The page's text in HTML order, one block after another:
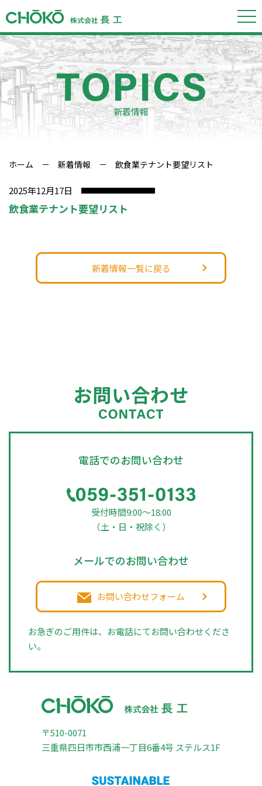
新着情報
ホーム － 新着情報 － 飲食業テナント要望リスト
2025年12月17日
飲食業テナント要望リスト
新着情報一覧に戻る
お問い合わせ
電話でのお問い合わせ
受付時間9:00～18:00
（土・日・祝除く）
メールでのお問い合わせ
お問い合わせフォーム
お急ぎのご用件は、お電話にてお問い合わせくださ
い。
〒510-0071
三重県四日市市西浦一丁目6番4号 ステルス1F